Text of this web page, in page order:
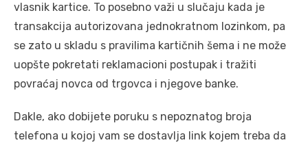
vlasnik kartice. To posebno važi u slučaju kada je
transakcija autorizovana jednokratnom lozinkom, pa
se zato u skladu s pravilima kartičnih šema i ne može
uopšte pokretati reklamacioni postupak i tražiti
povraćaj novca od trgovca i njegove banke.
Dakle, ako dobijete poruku s nepoznatog broja
telefona u kojoj vam se dostavlja link kojem treba da